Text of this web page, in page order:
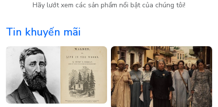
Hãy lướt xem các sản phẩm nổi bật của chúng tôi!
Tin khuyến mãi